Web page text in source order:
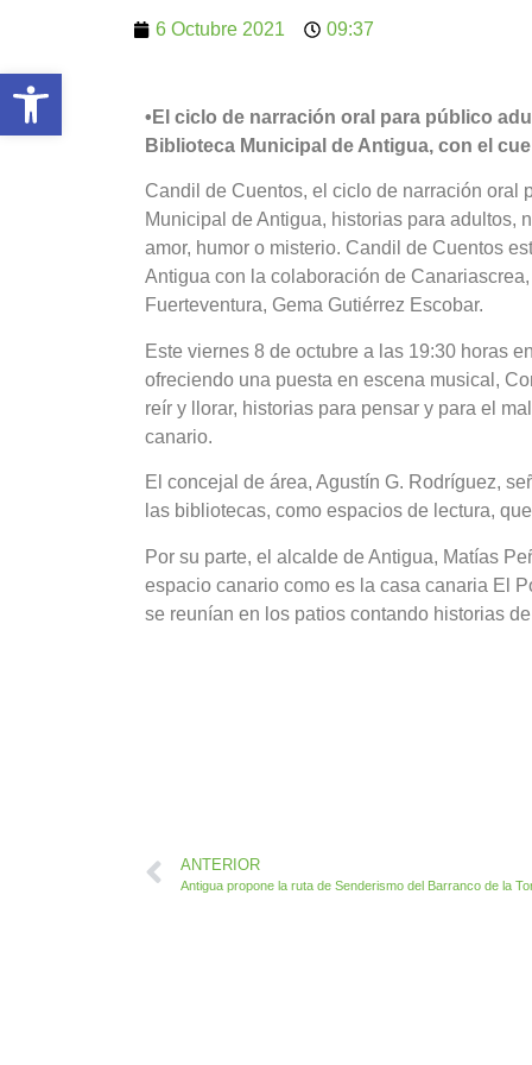
6 Octubre 2021 09:37
•El ciclo de narración oral para público
Biblioteca Municipal de Antigua, con el
Candil de Cuentos, el ciclo de narración oral
Municipal de Antigua, historias para adultos,
amor, humor o misterio. Candil de Cuentos
Antigua con la colaboración de
Fuerteventura, Gema Gutiérrez Escobar.
Este viernes 8 de octubre a las 19:30 horas
ofreciendo una puesta en escena musical,
reír y llorar, historias para pensar y para el
canario.
El concejal de área, Agustín G. Rodríguez,
las bibliotecas, como espacios de lectura,
Por su parte, el alcalde de Antigua, Matías
espacio canario como es la casa canaria El
se reunían en los patios contando historias
ANTERIOR
Abrir barra de herramientas